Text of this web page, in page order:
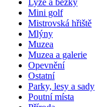
Lyže a běžky
Mini golf
Mistrovská hřiště
Mlýny
Muzea
Muzea a galerie
Opevnění
Ostatní
Parky, lesy a sady
Poutní místa